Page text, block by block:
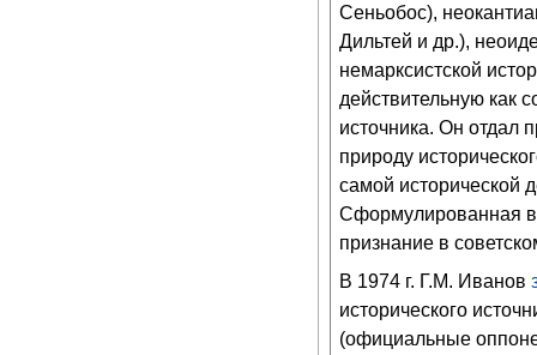
Сеньобос),
Дильтей и др.),
немарксистской
действительную как
источника. Он отдал
природу
самой исторической
Сформулированная в
признание в
В 1974 г. Г.М. Иванов
исторического
(официальные